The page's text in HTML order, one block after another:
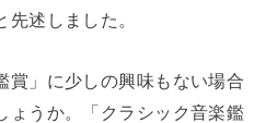
述しました。
賞」に少しの興味もない場合
ょうか。「クラシック音楽鑑